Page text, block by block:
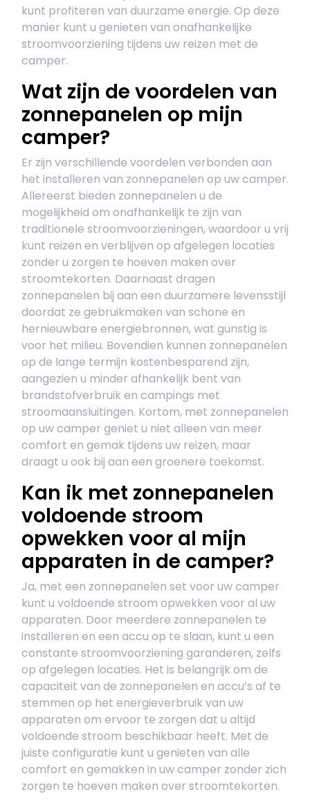
kunt profiteren van duurzame energie. Op deze
manier kunt u genieten van onafhankelijke
stroomvoorziening tijdens uw reizen met de
camper.
Wat zijn de voordelen van
zonnepanelen op mijn
camper?
Er zijn verschillende voordelen verbonden aan
het installeren van zonnepanelen op uw camper.
Allereerst bieden zonnepanelen u de
mogelijkheid om onafhankelijk te zijn van
traditionele stroomvoorzieningen, waardoor u vrij
kunt reizen en verblijven op afgelegen locaties
zonder u zorgen te hoeven maken over
stroomtekorten. Daarnaast dragen
zonnepanelen bij aan een duurzamere levensstijl
doordat ze gebruikmaken van schone en
hernieuwbare energiebronnen, wat gunstig is
voor het milieu. Bovendien kunnen zonnepanelen
op de lange termijn kostenbesparend zijn,
aangezien u minder afhankelijk bent van
brandstofverbruik en campings met
stroomaansluitingen. Kortom, met zonnepanelen
op uw camper geniet u niet alleen van meer
comfort en gemak tijdens uw reizen, maar
draagt u ook bij aan een groenere toekomst.
Kan ik met zonnepanelen
voldoende stroom
opwekken voor al mijn
apparaten in de camper?
Ja, met een zonnepanelen set voor uw camper
kunt u voldoende stroom opwekken voor al uw
apparaten. Door meerdere zonnepanelen te
installeren en een accu op te slaan, kunt u een
constante stroomvoorziening garanderen, zelfs
op afgelegen locaties. Het is belangrijk om de
capaciteit van de zonnepanelen en accu’s af te
stemmen op het energieverbruik van uw
apparaten om ervoor te zorgen dat u altijd
voldoende stroom beschikbaar heeft. Met de
juiste configuratie kunt u genieten van alle
comfort en gemakken in uw camper zonder zich
zorgen te hoeven maken over stroomtekorten.